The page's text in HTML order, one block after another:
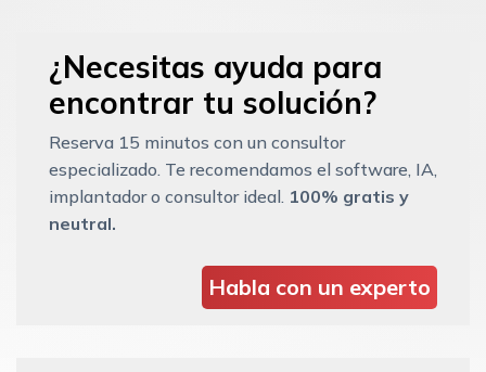
¿Necesitas ayuda para
encontrar tu solución?
Reserva 15 minutos con un consultor
especializado. Te recomendamos el software, IA,
implantador o consultor ideal. 100% gratis y
neutral.
Habla con un experto